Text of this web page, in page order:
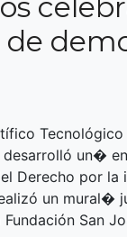
de
Tecnológico
un�
Derecho por la
un mural�
San